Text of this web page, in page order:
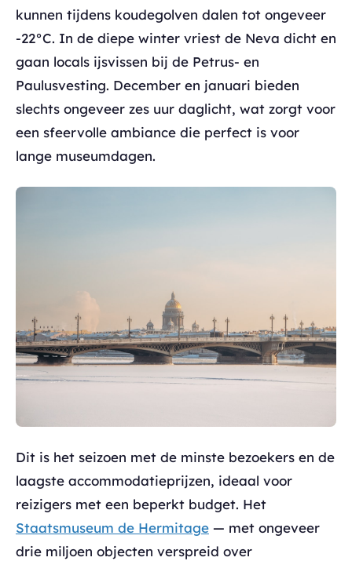
kunnen tijdens koudegolven dalen tot ongeveer
-22°C. In de diepe winter vriest de Neva dicht en
gaan locals ijsvissen bij de Petrus- en
Paulusvesting. December en januari bieden
slechts ongeveer zes uur daglicht, wat zorgt voor
een sfeervolle ambiance die perfect is voor
lange museumdagen.
Dit is het seizoen met de minste bezoekers en de
laagste accommodatieprijzen, ideaal voor
reizigers met een beperkt budget. Het
Staatsmuseum de Hermitage — met ongeveer
drie miljoen objecten verspreid over